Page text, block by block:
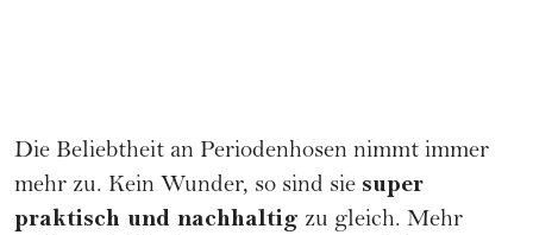
Die Beliebtheit an Periodenhosen nimmt immer
mehr zu. Kein Wunder, so sind sie super
praktisch und nachhaltig zu gleich. Mehr